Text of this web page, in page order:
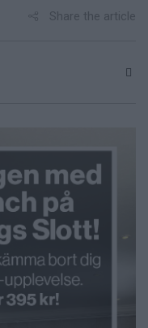
Share the article